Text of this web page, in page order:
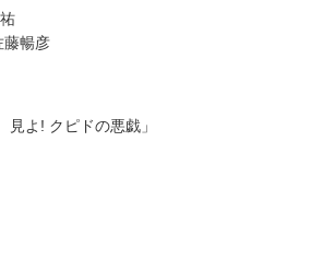
暢彦
見よ! クピドの悪戯」